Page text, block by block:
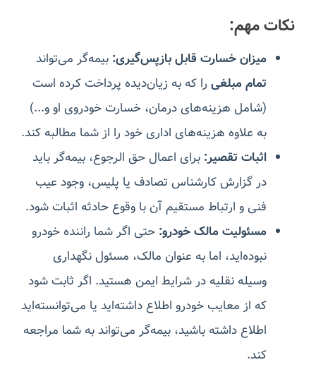
نکات مهم:
میزان خسارت قابل بازپس‌گیری: بیمه‌گر می‌تواند
تمام مبلغی را که به زیان‌دیده پرداخت کرده است
(شامل هزینه‌های درمان، خسارت خودروی او و...)
به علاوه هزینه‌های اداری خود را از شما مطالبه کند.
اثبات تقصیر: برای اعمال حق الرجوع، بیمه‌گر باید
در گزارش کارشناس تصادف یا پلیس، وجود عیب
فنی و ارتباط مستقیم آن با وقوع حادثه اثبات شود.
مسئولیت مالک خودرو: حتی اگر شما راننده خودرو
نبوده‌اید، اما به عنوان مالک، مسئول نگهداری
وسیله نقلیه در شرایط ایمن هستید. اگر ثابت شود
که از معایب خودرو اطلاع داشته‌اید یا می‌توانسته‌اید
اطلاع داشته باشید، بیمه‌گر می‌تواند به شما مراجعه
کند.